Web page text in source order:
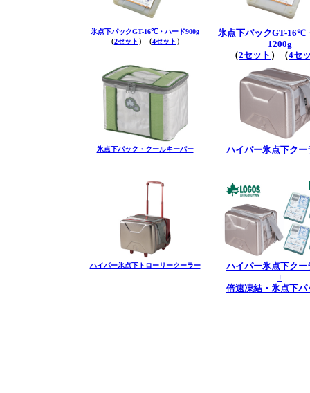
氷点下パックGT-16℃・ハード900g
（2セット ）（4セット ）
氷点下パックGT-16℃
1200g
（2セット ）（4セ
氷点下パック・クールキーパー ハイパー氷点下クー
ハイパー氷点下トローリークーラー
ハイパー氷点下クー
+
倍速凍結・氷点下パ